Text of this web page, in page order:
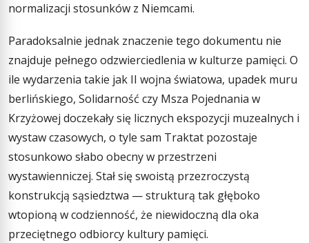
normalizacji stosunków z Niemcami.
Paradoksalnie jednak znaczenie tego dokumentu nie
znajduje pełnego odzwierciedlenia w kulturze pamięci. O
ile wydarzenia takie jak II wojna światowa, upadek muru
berlińskiego, Solidarność czy Msza Pojednania w
Krzyżowej doczekały się licznych ekspozycji muzealnych i
wystaw czasowych, o tyle sam Traktat pozostaje
stosunkowo słabo obecny w przestrzeni
wystawienniczej. Stał się swoistą przezroczystą
konstrukcją sąsiedztwa — strukturą tak głęboko
wtopioną w codzienność, że niewidoczną dla oka
przeciętnego odbiorcy kultury pamięci.